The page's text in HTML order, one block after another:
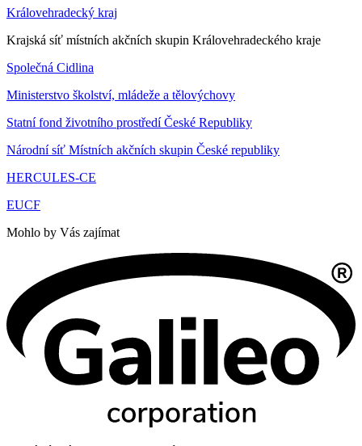
Královehradecký kraj
Krajská síť místních akčních skupin Královehradeckého kraje
Společná Cidlina
Ministerstvo školství, mládeže a tělovýchovy
Statní fond životního prostředí České Republiky
Národní síť Místních akčních skupin České republiky
HERCULES-CE
EUCF
Mohlo by Vás zajímat